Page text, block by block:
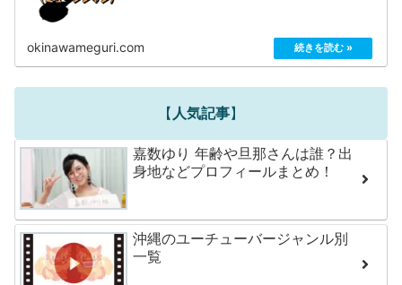
okinawameguri.com
【 人気記事】
嘉数ゆり 年齢や旦那さんは誰？出
身地などプロフィールまとめ！
沖縄のユーチューバージャンル別
一覧